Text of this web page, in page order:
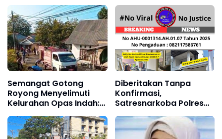
Pertemukan Tahanan
dengan Keluarga di Hari
Pernikahan
Sita Hampir 1 Kg Sabu
dan Selesaikan 21
Perkara Lewat
Restorative Justice
Semangat Gotong
Royong Menyelimuti
Kelurahan Opas Indah:
Lurah, Jajaran RT/RW
dan Masyarakat
Bersihkan Lingkungan
Diberitakan Tanpa
Konfirmasi,
Satresnarkoba Polres
Cimahi dan Yayasan
Ultra Jadi Korban
Narasi Sepihak